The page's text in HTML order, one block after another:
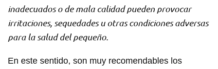
inadecuados o de mala calidad pueden provocar
irritaciones, sequedades u otras condiciones adversas
para la salud del pequeño.
En este sentido, son muy recomendables los